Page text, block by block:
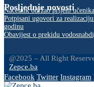
Posljednje novosti
Načelnik održao prijem
Potpisani ugovori za
godinu
Obavijest o prekidu
@2025 – All Right
Zepce.ba
Facebook Twitter Instagram